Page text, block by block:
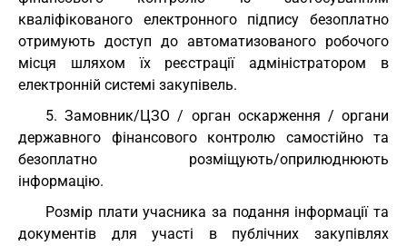
кваліфікованого електронного підпису безоплатно
отримують доступ до автоматизованого робочого
місця шляхом їх реєстрації адміністратором в
електронній системі закупівель.
5. Замовник/ЦЗО / орган оскарження / органи
державного фінансового контролю самостійно та
безоплатно розміщують/оприлюднюють
інформацію.
Розмір плати учасника за подання інформації та
документів для участі в публічних закупівлях